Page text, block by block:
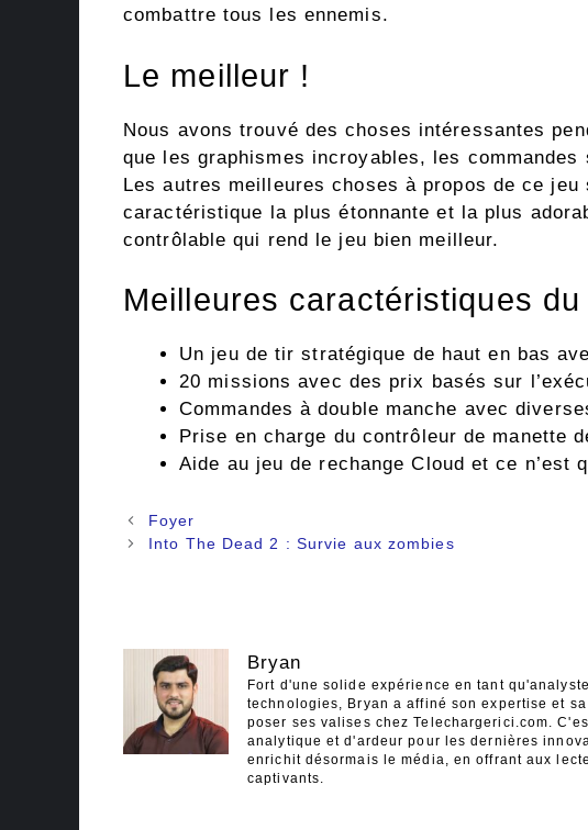
combattre tous les ennemis.
Le meilleur !
Nous avons trouvé des choses intéressantes
que les graphismes incroyables, les
Les autres meilleures choses à propos de ce
caractéristique la plus étonnante et la plus
contrôlable qui rend le jeu bien meilleur.
Meilleures caractéristiques
Un jeu de tir stratégique de haut en bas
20 missions avec des prix basés sur
Commandes à double manche avec
Prise en charge du contrôleur de manette
Aide au jeu de rechange Cloud et ce n’est
Navigation
des
Foyer
Into The Dead 2 : Survie aux zombies
Bryan
Fort d'une solide expérience en tant
technologies, Bryan a affiné son expertise et
poser ses valises chez Telechargerici.com.
analytique et d'ardeur pour les dernières
enrichit désormais le média, en offrant aux
captivants.